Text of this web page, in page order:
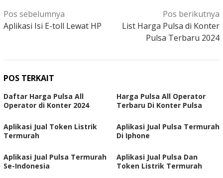
Navigasi
pos
Pos sebelumnya
Aplikasi Isi E-toll Lewat HP
Pos berikutnya
List Harga Pulsa di Konter
Pulsa Terbaru 2024
POS TERKAIT
Daftar Harga Pulsa All
Operator di Konter 2024
Harga Pulsa All Operator
Terbaru Di Konter Pulsa
Aplikasi Jual Token Listrik
Termurah
Aplikasi Jual Pulsa Termurah
Di Iphone
Aplikasi Jual Pulsa Termurah
Se-Indonesia
Aplikasi Jual Pulsa Dan
Token Listrik Termurah